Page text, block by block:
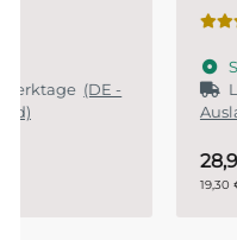
Sofort verfügbar
Lieferzeit:
1 - 2
Ausland abweichend)